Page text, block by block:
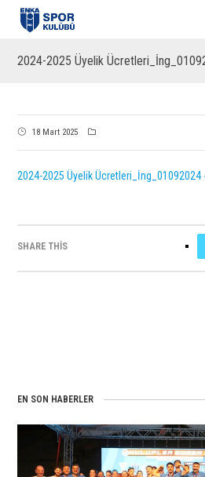
2024-2025 Üyelik
18 Mart 2025
2024-2025 Üyelik Ücretleri_İng_01092024
SHARE THIS
EN SON HABERLER